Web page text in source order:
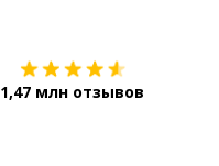
1,47 млн отзывов